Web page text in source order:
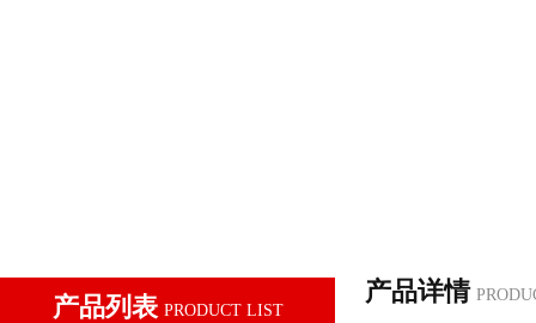
产品列表 PRODUCT LIST
产品详情